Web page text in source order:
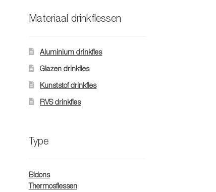
Materiaal drinkflessen
Aluminium drinkfles
Glazen drinkfles
Kunststof drinkfles
RVS drinkfles
Type
Bidons
Thermosflessen